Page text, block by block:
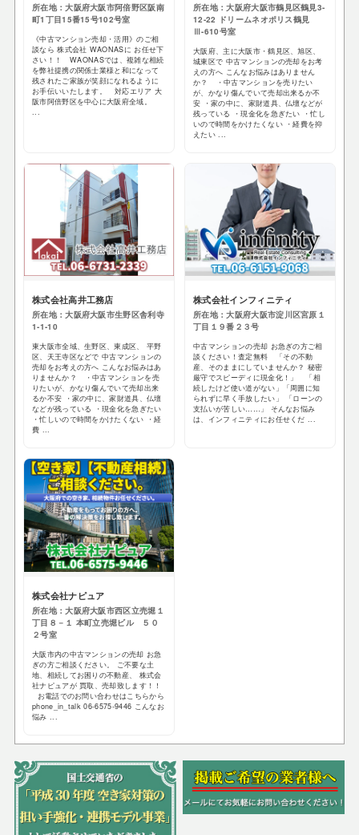
所在地：大阪府大阪市阿倍野区阪南
町1丁目15番15号102号室
《中古マンション売却・活用》のご相
談なら 株式会社 WAONASに お任せ下
さい！！ WAONASでは、複雑な相続
を弊社提携の関係士業様と和になって
残されたご家族が笑顔になれるように
お手伝いいたします。 対応エリア 大
阪市阿倍野区を中心に大阪府全域。
...
所在地：大阪府大阪市鶴見区鶴見3-
12-22 ドリームネオポリス鶴見
Ⅲ-610号室
大阪府、主に大阪市・鶴見区、旭区、
城東区で 中古マンションの売却をお考
えの方へ こんなお悩みはありません
か？ ・中古マンションを売りたい
が、かなり傷んでいて売却出来るか不
安 ・家の中に、家財道具、仏壇などが
残っている ・現金化を急ぎたい ・忙し
いので時間をかけたくない ・経費を抑
えたい ...
株式会社高井工務店
所在地：大阪府大阪市生野区舎利寺
1-1-10
東大阪市全域、生野区、東成区、 平野
区、天王寺区などで 中古マンションの
売却をお考えの方へ こんなお悩みはあ
りませんか？ ・中古マンションを売
りたいが、かなり傷んでいて売却出来
るか不安 ・家の中に、家財道具、仏壇
などが残っている ・現金化を急ぎたい
・忙しいので時間をかけたくない ・経
費 ...
株式会社インフィニティ
所在地：大阪府大阪市淀川区宮原１
丁目１９番２３号
中古マンションの売却 お急ぎの方ご相
談ください！査定無料 「その不動
産、そのままにしていませんか？ 秘密
厳守でスピーディに現金化！」 「相
続したけど使い道がない」「周囲に知
られずに早く手放したい」 「ローンの
支払いが苦しい……」 そんなお悩み
は、インフィニティにお任せくだ ...
株式会社ナピュア
所在地：大阪府大阪市西区立売堀１
丁目８－１ 本町立売堀ビル ５０
２号室
大阪市内の中古マンションの売却 お急
ぎの方ご相談ください。 ご不要な土
地、相続してお困りの不動産、 株式会
社ナピュアが 買取、売却致します！！
お電話でのお問い合わせはこちらから
phone_in_talk 06-6575-9446 こんなお
悩み ...